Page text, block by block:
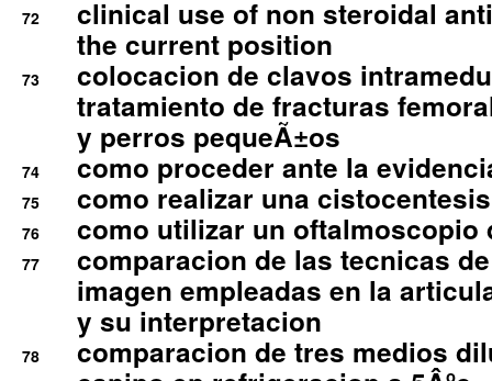
72
clinical use of non steroidal
the current position
73
colocacion de clavos
tratamiento de fracturas
y perros pequeÃ±os
74 como proceder ante la
75 como realizar una
76 como utilizar un oftalmoscopio
77
comparacion de las tecnicas
imagen empleadas en la
y su interpretacion
78
comparacion de tres medios